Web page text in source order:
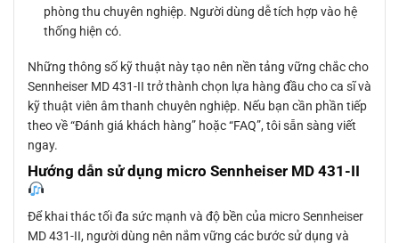
phòng thu chuyên nghiệp. Người dùng dễ tích hợp vào hệ
thống hiện có.
Những thông số kỹ thuật này tạo nên nền tảng vững chắc cho
Sennheiser MD 431-II trở thành chọn lựa hàng đầu cho ca sĩ và
kỹ thuật viên âm thanh chuyên nghiệp. Nếu bạn cần phần tiếp
theo về “Đánh giá khách hàng” hoặc “FAQ”, tôi sẵn sàng viết
ngay.
Hướng dẫn sử dụng micro Sennheiser MD 431-II
Để khai thác tối đa sức mạnh và độ bền của micro Sennheiser
MD 431-II, người dùng nên nắm vững các bước sử dụng và